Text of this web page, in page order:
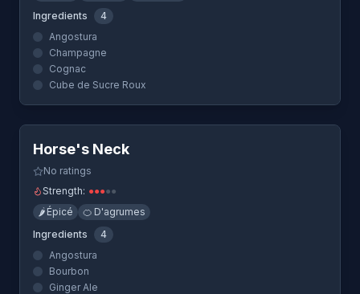
Ingredients
4
Angostura
Champagne
Cognac
Cube de Sucre Roux
Quick View
Horse's Neck
No ratings
Strength: ●●●●●
🌶️ Épicé 🍊 D'agrumes
Ingredients
4
Angostura
Bourbon
Ginger Ale